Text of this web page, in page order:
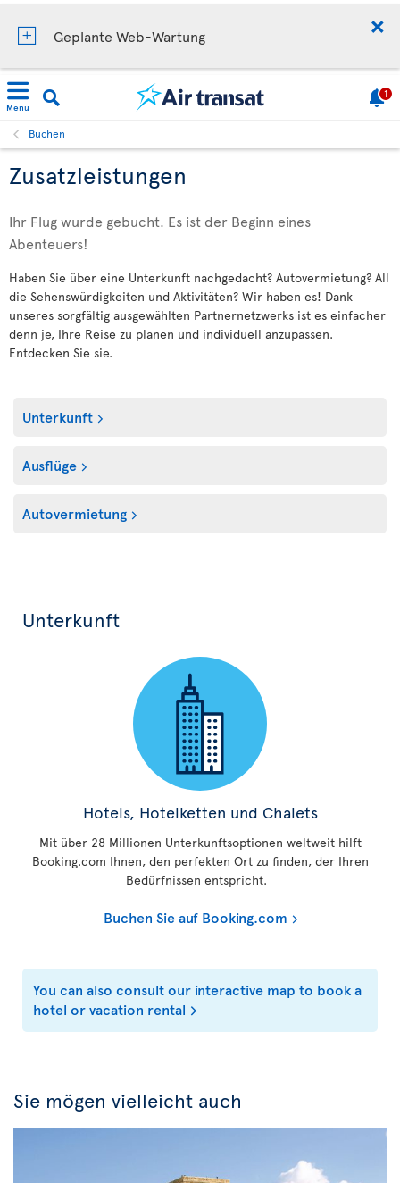
Geplante Web-Wartung
Menü
1
Buchen
Zusatzleistungen
Ihr Flug wurde gebucht. Es ist der Beginn eines
Abenteuers!
Haben Sie über eine Unterkunft nachgedacht? Autovermietung? All
die Sehenswürdigkeiten und Aktivitäten? Wir haben es! Dank
unseres sorgfältig ausgewählten Partnernetzwerks ist es einfacher
denn je, Ihre Reise zu planen und individuell anzupassen.
Entdecken Sie sie.
Unterkunft
Ausflüge
Autovermietung
Unterkunft
Hotels, Hotelketten und Chalets
Mit über 28 Millionen Unterkunftsoptionen weltweit hilft
Booking.com Ihnen, den perfekten Ort zu finden, der Ihren
Bedürfnissen entspricht.
Buchen Sie auf Booking.com
You can also consult our interactive map to book a
hotel or vacation rental
Sie mögen vielleicht auch